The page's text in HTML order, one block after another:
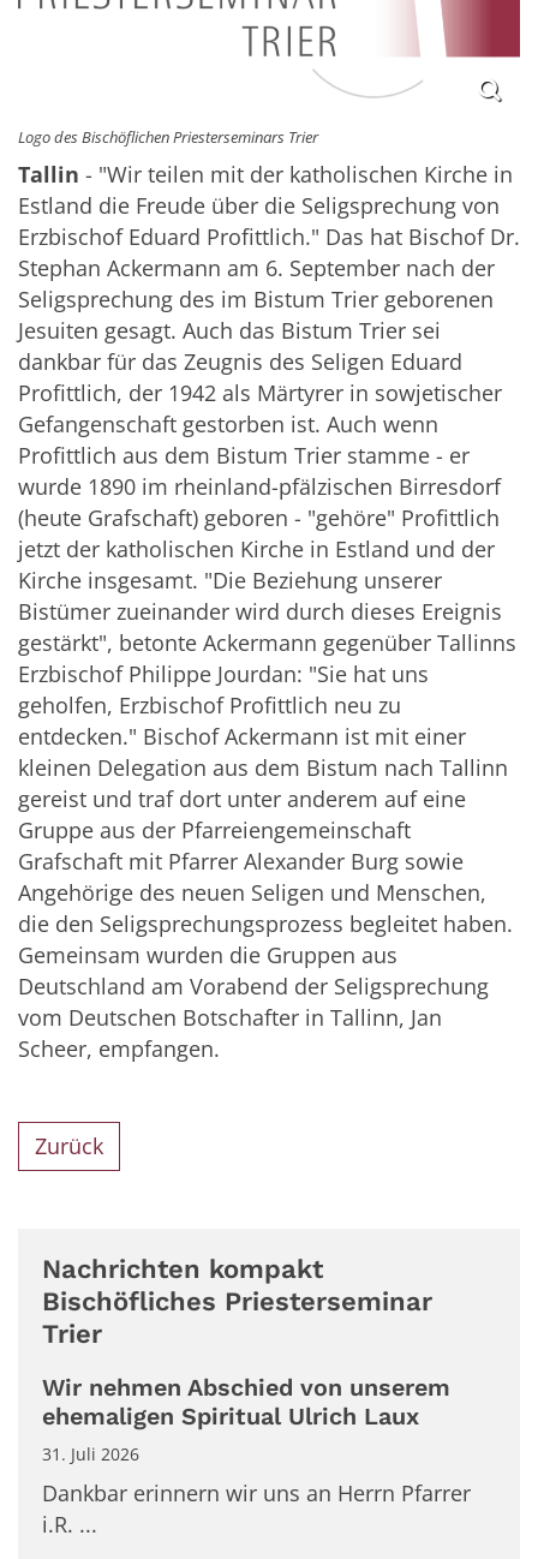
Logo des Bischöflichen Priesterseminars Trier
Tallin - "Wir teilen mit der katholischen Kirche in
Estland die Freude über die Seligsprechung von
Erzbischof Eduard Profittlich." Das hat Bischof Dr.
Stephan Ackermann am 6. September nach der
Seligsprechung des im Bistum Trier geborenen
Jesuiten gesagt. Auch das Bistum Trier sei
dankbar für das Zeugnis des Seligen Eduard
Profittlich, der 1942 als Märtyrer in sowjetischer
Gefangenschaft gestorben ist. Auch wenn
Profittlich aus dem Bistum Trier stamme - er
wurde 1890 im rheinland-pfälzischen Birresdorf
(heute Grafschaft) geboren - "gehöre" Profittlich
jetzt der katholischen Kirche in Estland und der
Kirche insgesamt. "Die Beziehung unserer
Bistümer zueinander wird durch dieses Ereignis
gestärkt", betonte Ackermann gegenüber Tallinns
Erzbischof Philippe Jourdan: "Sie hat uns
geholfen, Erzbischof Profittlich neu zu
entdecken." Bischof Ackermann ist mit einer
kleinen Delegation aus dem Bistum nach Tallinn
gereist und traf dort unter anderem auf eine
Gruppe aus der Pfarreiengemeinschaft
Grafschaft mit Pfarrer Alexander Burg sowie
Angehörige des neuen Seligen und Menschen,
die den Seligsprechungsprozess begleitet haben.
Gemeinsam wurden die Gruppen aus
Deutschland am Vorabend der Seligsprechung
vom Deutschen Botschafter in Tallinn, Jan
Scheer, empfangen.
Zurück
Nachrichten kompakt
Bischöfliches Priesterseminar
Trier
Wir nehmen Abschied von unserem
ehemaligen Spiritual Ulrich Laux
31. Juli 2026
Dankbar erinnern wir uns an Herrn Pfarrer
i.R. ...